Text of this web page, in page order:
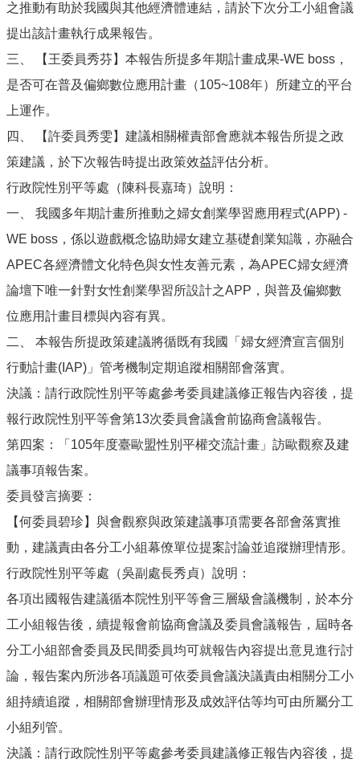
之推動有助於我國與其他經濟體連結，請於下次分工小組會議
提出該計畫執行成果報告。
三、 【王委員秀芬】本報告所提多年期計畫成果-WE boss，
是否可在普及偏鄉數位應用計畫（105~108年）所建立的平台
上運作。
四、 【許委員秀雯】建議相關權責部會應就本報告所提之政
策建議，於下次報告時提出政策效益評估分析。
行政院性別平等處（陳科長嘉琦）說明：
一、 我國多年期計畫所推動之婦女創業學習應用程式(APP) -
WE boss，係以遊戲概念協助婦女建立基礎創業知識，亦融合
APEC各經濟體文化特色與女性友善元素，為APEC婦女經濟
論壇下唯一針對女性創業學習所設計之APP，與普及偏鄉數
位應用計畫目標與內容有異。
二、 本報告所提政策建議將循既有我國「婦女經濟宣言個別
行動計畫(IAP)」管考機制定期追蹤相關部會落實。
決議：請行政院性別平等處參考委員建議修正報告內容後，提
報行政院性別平等會第13次委員會議會前協商會議報告。
第四案：「105年度臺歐盟性別平權交流計畫」訪歐觀察及建
議事項報告案。
委員發言摘要：
【何委員碧珍】與會觀察與政策建議事項需要各部會落實推
動，建議責由各分工小組幕僚單位提案討論並追蹤辦理情形。
行政院性別平等處（吳副處長秀貞）說明：
各項出國報告建議循本院性別平等會三層級會議機制，於本分
工小組報告後，續提報會前協商會議及委員會議報告，屆時各
分工小組部會委員及民間委員均可就報告內容提出意見進行討
論，報告案內所涉各項議題可依委員會議決議責由相關分工小
組持續追蹤，相關部會辦理情形及成效評估等均可由所屬分工
小組列管。
決議：請行政院性別平等處參考委員建議修正報告內容後，提